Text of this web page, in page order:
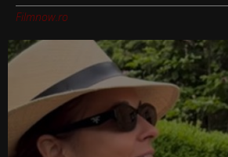
Filmnow.ro